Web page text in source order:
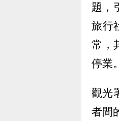
題，
旅行
常，
停業。
觀光
者間